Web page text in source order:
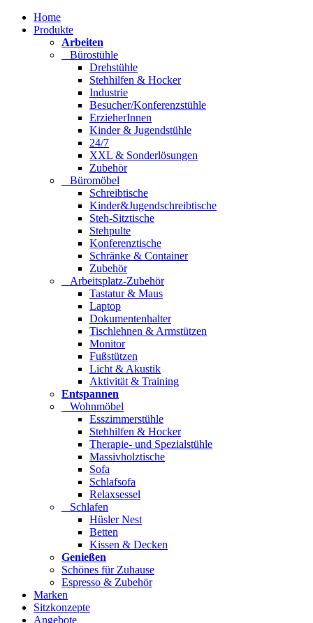
Home
Produkte
Arbeiten
Bürostühle
Drehstühle
Stehhilfen & Hocker
Industrie
Besucher/Konferenzstühle
ErzieherInnen
Kinder & Jugendstühle
24/7
XXL & Sonderlösungen
Zubehör
Büromöbel
Schreibtische
Kinder&Jugendschreibtische
Steh-Sitztische
Stehpulte
Konferenztische
Schränke & Container
Zubehör
Arbeitsplatz-Zubehör
Tastatur & Maus
Laptop
Dokumentenhalter
Tischlehnen & Armstützen
Monitor
Fußstützen
Licht & Akustik
Aktivität & Training
Entspannen
Wohnmöbel
Esszimmerstühle
Stehhilfen & Hocker
Therapie- und Spezialstühle
Massivholztische
Sofa
Schlafsofa
Relaxsessel
Schlafen
Hüsler Nest
Betten
Kissen & Decken
Genießen
Schönes für Zuhause
Espresso & Zubehör
Marken
Sitzkonzepte
Angebote